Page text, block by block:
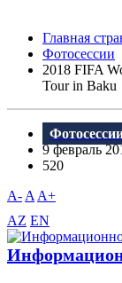
Главная
Фотосессии
2018 FIFA
Tour in Baku
9 февраль
520
A- A A+
AZ EN